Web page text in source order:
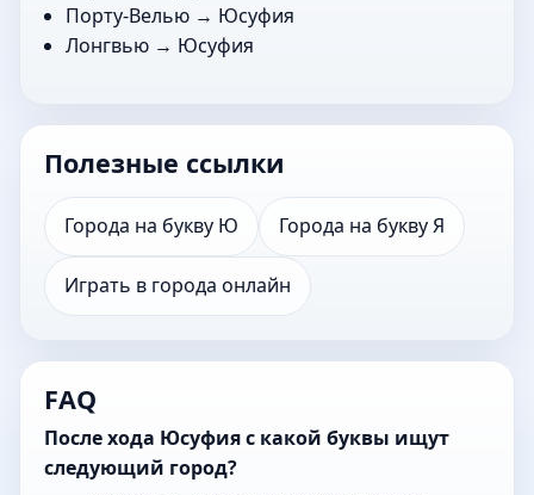
Порту-Велью → Юсуфия
Лонгвью → Юсуфия
Полезные ссылки
Города на букву Ю Города на букву Я
Играть в города онлайн
FAQ
После хода Юсуфия с какой буквы ищут
следующий город?